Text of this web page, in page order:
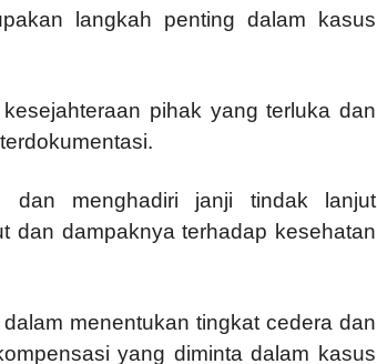
langkah penting dalam kasus
pihak yang terluka dan
dan menghadiri janji tindak lanjut
dan dampaknya terhadap kesehatan
menentukan tingkat cedera dan
yang diminta dalam kasus